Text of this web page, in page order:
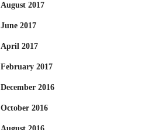
August 2017
June 2017
April 2017
February 2017
December 2016
October 2016